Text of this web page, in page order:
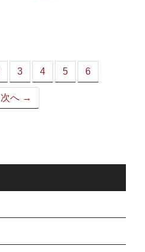
3 4 5 6
次へ →